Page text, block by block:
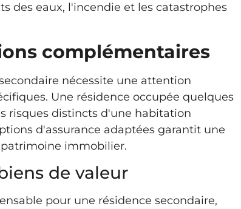
des eaux, l'incendie et les catastrophes
complémentaires
nécessite une attention
Une résidence occupée quelques
risques distincts d'une habitation
d'assurance adaptées garantit une
immobilier.
de valeur
pour une résidence secondaire,